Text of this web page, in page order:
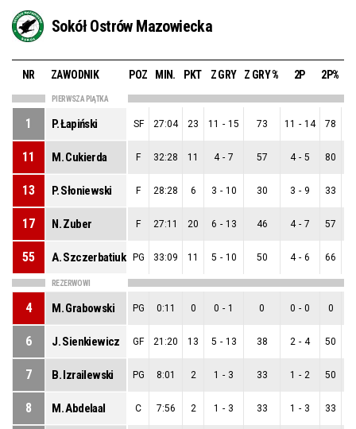
Sokół Ostrów Mazowiecka
NR ZAWODNIK POZ MIN. PKT Z GRY Z GRY % 2P 2P%
PIERWSZA PIĄTKA
1 P. Łapiński SF 27:04 23 11 - 15 73 11 - 14 78
11 M. Cukierda F 32:28 11 4 - 7 57 4 - 5 80
13 P. Słoniewski F 28:28 6 3 - 10 30 3 - 9 33
17 N. Zuber F 27:11 20 6 - 13 46 4 - 7 57
55 A. Szczerbatiuk PG 33:09 11 5 - 10 50 4 - 6 66
REZERWOWI
4 M. Grabowski PG 0:11 0 0 - 1 0 0 - 0 0
6 J. Sienkiewicz GF 21:20 13 5 - 13 38 2 - 4 50
7 B. Izrailewski PG 8:01 2 1 - 3 33 1 - 2 50
8 M. Abdelaal C 7:56 2 1 - 3 33 1 - 3 33